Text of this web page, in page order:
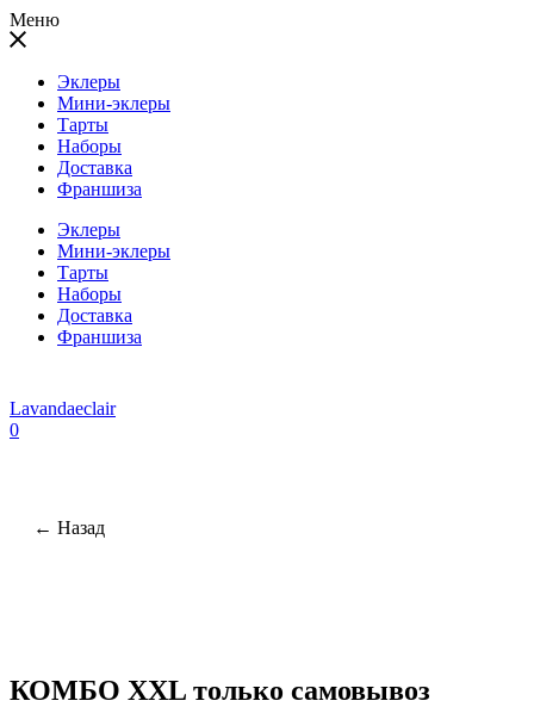
Меню
Эклеры
Мини-эклеры
Тарты
Наборы
Доставка
Франшиза
Эклеры
Мини-эклеры
Тарты
Наборы
Доставка
Франшиза
Lavandaeclair
0
← Назад
КОМБО XXL только самовывоз